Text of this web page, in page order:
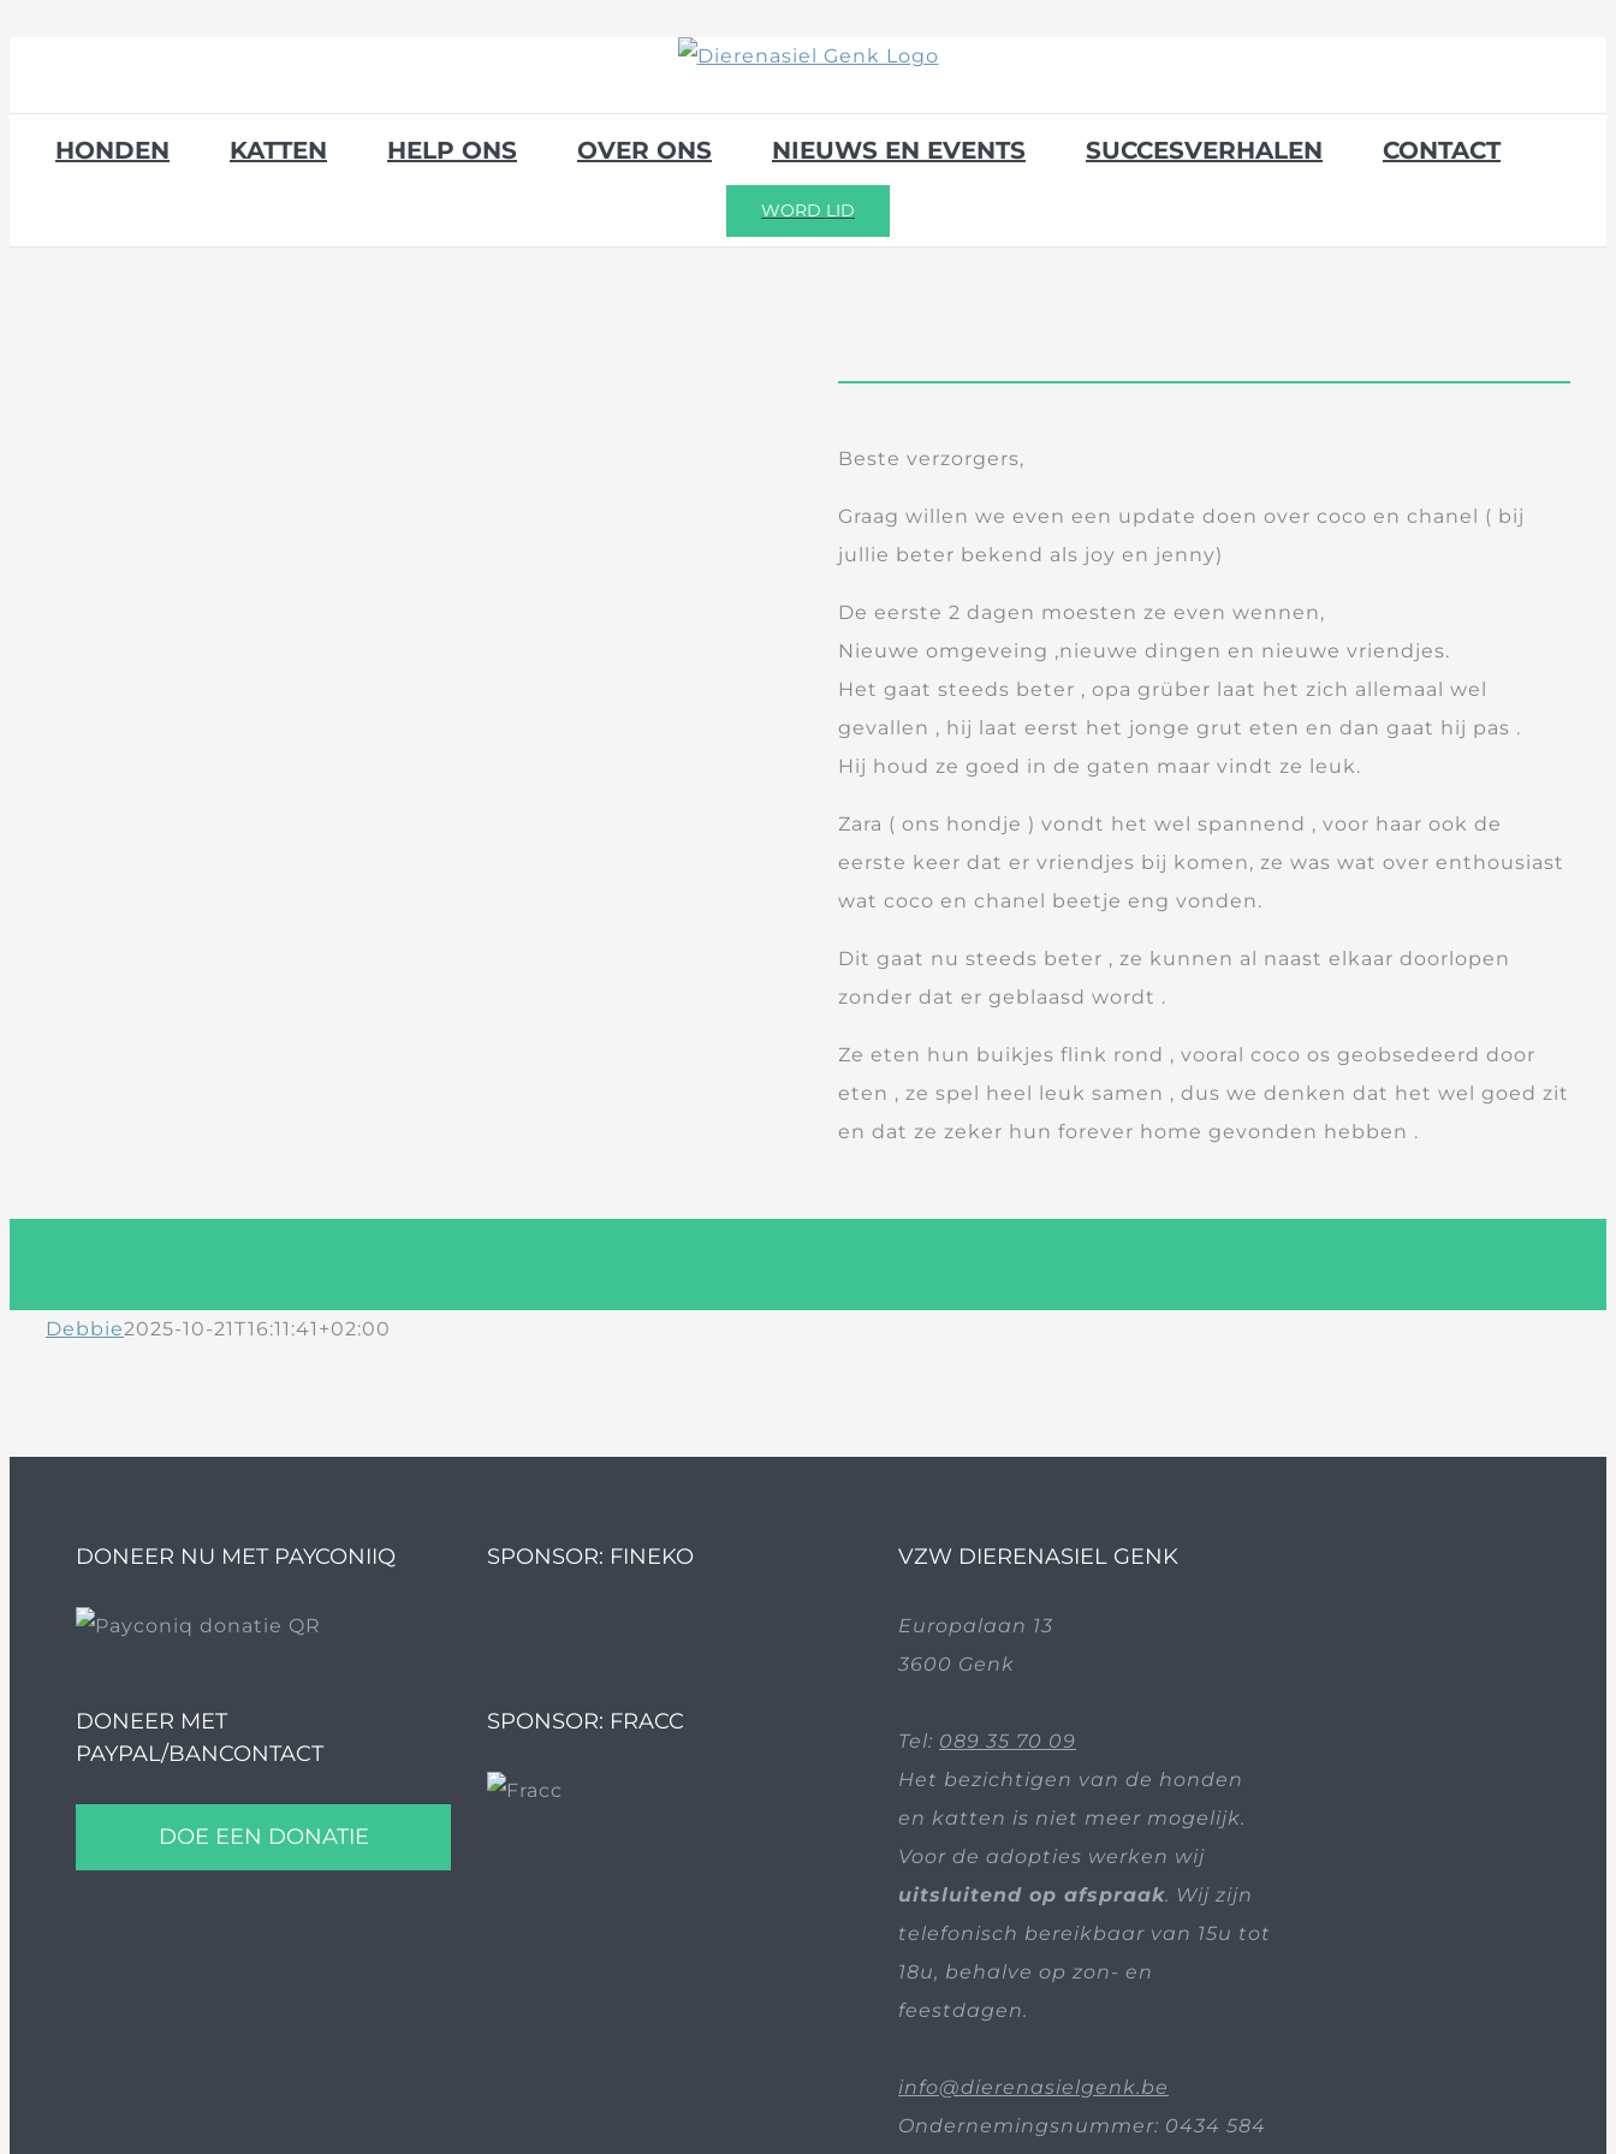
HONDEN KATTEN HELP ONS OVER ONS NIEUWS EN EVENTS SUCCESVERHALEN CONTACT
WORD LID
Beste verzorgers,
Graag willen we even een update doen over coco en chanel ( bij
jullie beter bekend als joy en jenny)
De eerste 2 dagen moesten ze even wennen,
Nieuwe omgeveing ,nieuwe dingen en nieuwe vriendjes.
Het gaat steeds beter , opa grüber laat het zich allemaal wel
gevallen , hij laat eerst het jonge grut eten en dan gaat hij pas .
Hij houd ze goed in de gaten maar vindt ze leuk.
Zara ( ons hondje ) vondt het wel spannend , voor haar ook de
eerste keer dat er vriendjes bij komen, ze was wat over enthousiast
wat coco en chanel beetje eng vonden.
Dit gaat nu steeds beter , ze kunnen al naast elkaar doorlopen
zonder dat er geblaasd wordt .
Ze eten hun buikjes flink rond , vooral coco os geobsedeerd door
eten , ze spel heel leuk samen , dus we denken dat het wel goed zit
en dat ze zeker hun forever home gevonden hebben .
Debbie2025-10-21T16:11:41+02:00
DONEER NU MET PAYCONIIQ
DONEER MET
PAYPAL/BANCONTACT
DOE EEN DONATIE
SPONSOR: FINEKO
SPONSOR: FRACC
VZW DIERENASIEL GENK
Europalaan 13
3600 Genk
Tel: 089 35 70 09
Het bezichtigen van de honden
en katten is niet meer mogelijk.
Voor de adopties werken wij
uitsluitend op afspraak. Wij zijn
telefonisch bereikbaar van 15u tot
18u, behalve op zon- en
feestdagen.
info@dierenasielgenk.be
Ondernemingsnummer: 0434 584